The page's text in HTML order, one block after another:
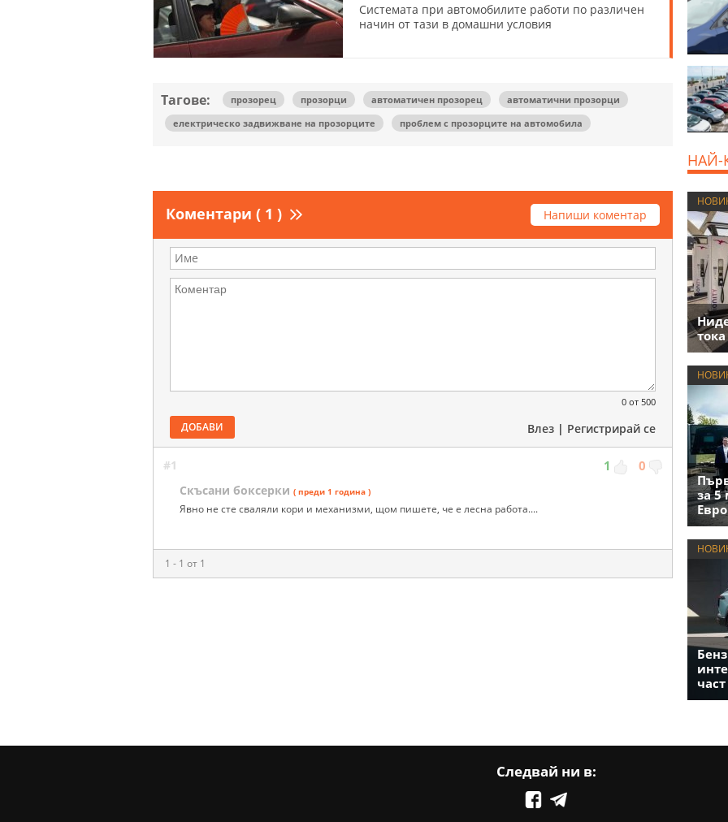
Системата при автомобилите работи по различен
начин от тази в домашни условия
Тагове: прозорец прозорци автоматичен прозорец
автоматични прозорци
електрическо задвижване на прозорците
проблем с прозорците на автомобила
Коментари ( 1 ) Напиши коментар
0 от 500
ДОБАВИ Влез | Регистрирай се
#1 1 0
Скъсани боксерки ( преди 1 година )
Явно не сте сваляли кори и механизми, щом пишете, че е лесна работа....
1 - 1 от 1
НАЙ-
за 5
част
Следвай ни в: